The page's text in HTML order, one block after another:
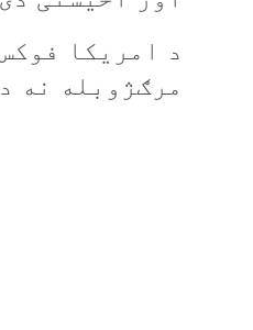
د امریکا
مرګژوبله نه